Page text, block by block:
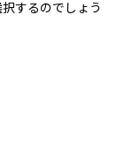
するのでしょう